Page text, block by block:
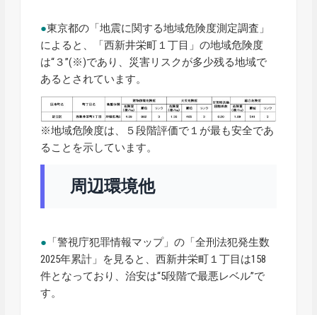
●東京都の「地震に関する地域危険度測定調査」
によると、「西新井栄町１丁目」の地域危険度
は“３”(※)であり、災害リスクが多少残る地域で
あるとされています。
※地域危険度は、５段階評価で１が最も安全であ
ることを示しています。
周辺環境他
● 「警視庁犯罪情報マップ」の「全刑法犯発生数
2025年累計」を見ると、西新井栄町１丁目は158
件となっており、治安は“5段階で最悪レベル”で
す。